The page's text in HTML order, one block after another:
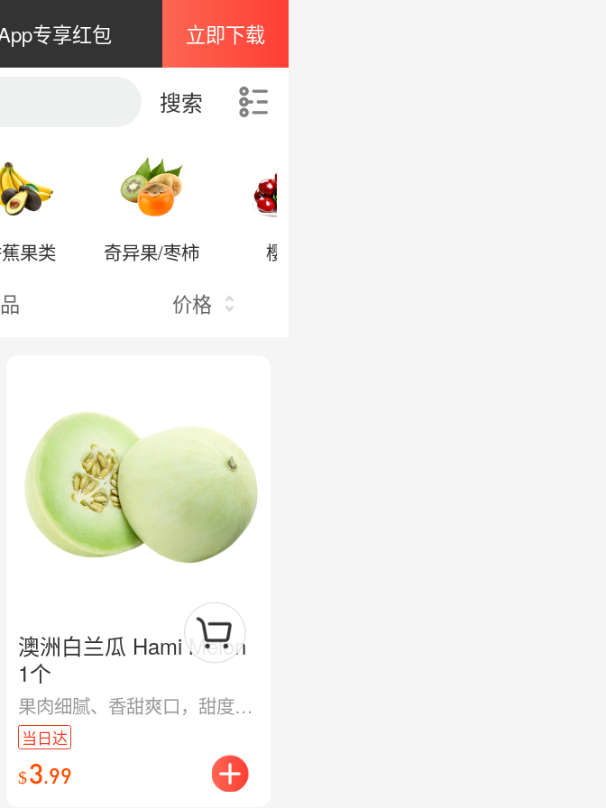
专享红包 立即下载
搜索
果类 奇异果/枣柿 樱桃
价格
澳洲白兰瓜 Hami Melon
1个
果肉细腻、香甜爽口，甜度高、清香四溢。外皮光滑白亮，是高颜值与高口感的代表。
当日达
$3.99